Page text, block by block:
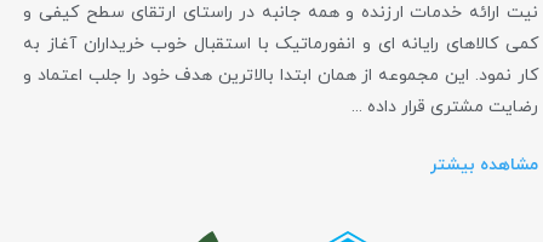
نیت ارائه خدمات ارزنده و همه جانبه در راستای ارتقای سطح کیفی و
کمی کالاهای رایانه ای و انفورماتیک با استقبال خوب خریداران آغاز به
کار نمود. این مجموعه از همان ابتدا بالاترین هدف خود را جلب اعتماد و
رضایت مشتری قرار داده ...
مشاهده بیشتر